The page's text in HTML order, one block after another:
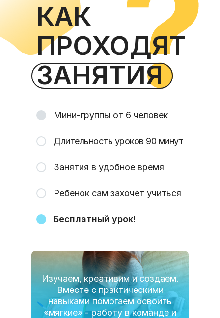
КАК
ПРОХОДЯТ
ЗАНЯТИЯ
Мини-группы от 6 человек
Длительность уроков 90 минут
Занятия в удобное время
Ребенок сам захочет учиться
Бесплатный урок!
Изучаем, креативим и создаем.
Вместе с практическими
навыками помогаем освоить
«мягкие» - работу в команде и